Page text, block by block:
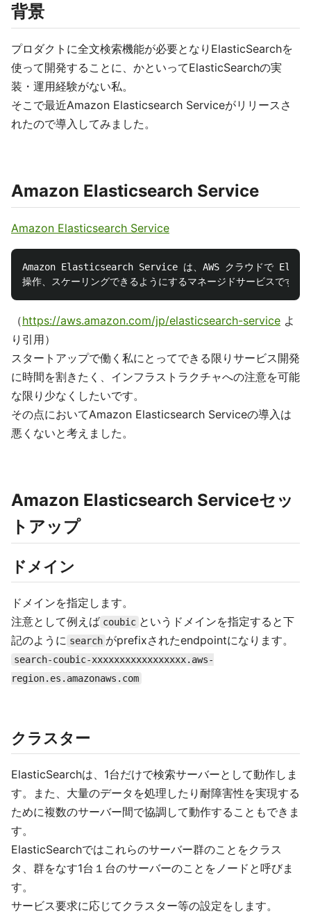
背景
プロダクトに全文検索機能が必要となりElasticSearchを
使って開発することに、かといってElasticSearchの実
装・運用経験がない私。
そこで最近Amazon Elasticsearch Serviceがリリースさ
れたので導入してみました。
Amazon Elasticsearch Service
Amazon Elasticsearch Service
Amazon Elasticsearch Service は、AWS クラウドで
（https://aws.amazon.com/jp/elasticsearch-service よ
り引用）
スタートアップで働く私にとってできる限りサービス開発
に時間を割きたく、インフラストラクチャへの注意を可能
な限り少なくしたいです。
その点においてAmazon Elasticsearch Serviceの導入は
悪くないと考えました。
Amazon Elasticsearch Serviceセッ
トアップ
ドメイン
ドメインを指定します。
注意として例えば coubic というドメインを指定すると下
記のように search がprefixされたendpointになります。
search-coubic-xxxxxxxxxxxxxxxxx.aws-
region.es.amazonaws.com
クラスター
ElasticSearchは、1台だけで検索サーバーとして動作しま
す。また、大量のデータを処理したり耐障害性を実現する
ために複数のサーバー間で協調して動作することもできま
す。
ElasticSearchではこれらのサーバー群のことをクラス
タ、群をなす1台１台のサーバーのことをノードと呼びま
す。
サービス要求に応じてクラスター等の設定をします。